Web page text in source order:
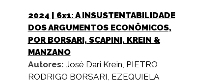
2024 | 6x1: A INSUSTENTABILIDADE
DOS ARGUMENTOS ECONÔMICOS,
POR BORSARI, SCAPINI, KREIN &
MANZANO
Autores: José Dari Krein PIETRO
RODRIGO BORSARI EZEQUIELA